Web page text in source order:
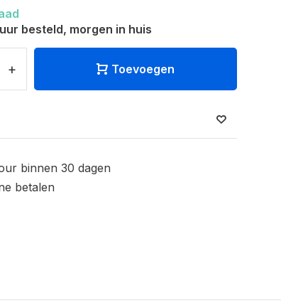
besteld, morgen in huis
+ Toevoegen
binnen 30 dagen
betalen